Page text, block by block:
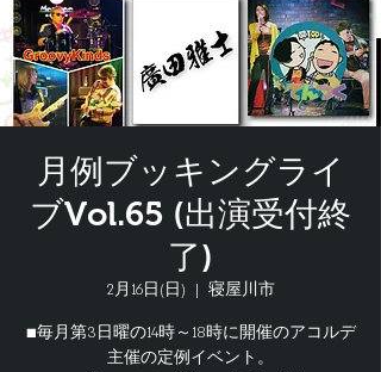
月例ブッキングライ
ブVol.65 (出演受付終
了)
2月16日(日)
  |
寝屋川市
■毎月第3日曜の14時～18時に開催のアコルデ
主催の定例イベント。